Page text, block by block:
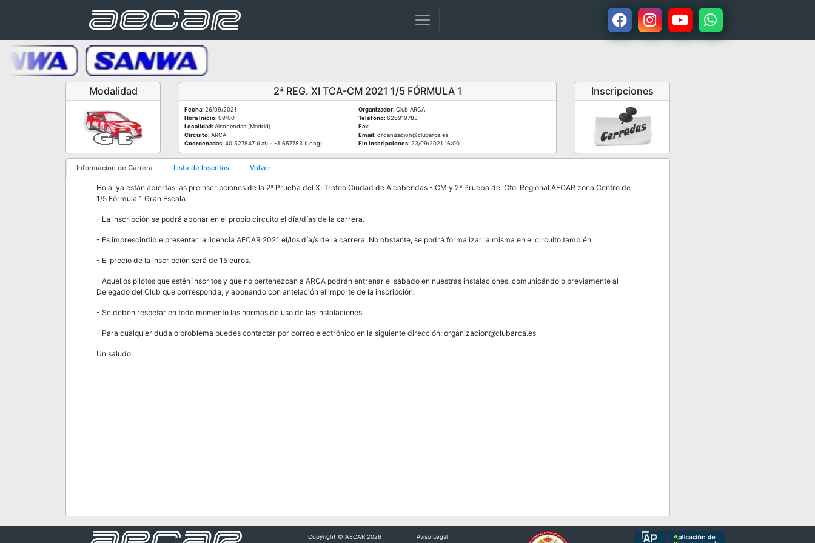
Modalidad 2ª REG. XI TCA-CM 2021 1/5 FÓRMULA 1
Fecha:26/09/2021 Organizador:Club ARCA
Hora Inicio:09:00 Teléfono:626919788
Localidad:Alcobendas (Madrid)
Fax:
Circuito:ARCA Email:organizacion@clubarca.es
Coordenadas:40.527847 (Lat) - -3.657783 (Long) Fin Inscripciones:23/09/2021 16:00
Inscripciones
Informacion de Carrera Lista de Inscritos Volver
Hola, ya están abiertas las preinscripciones de la 2ª Prueba del XI Trofeo Ciudad de Alcobendas - CM y 2ª Prueba del Cto. Regional AECAR zona Centro de
1/5 Fórmula 1 Gran Escala.
- La inscripción se podrá abonar en el propio circuito el día/días de la carrera.
- Es imprescindible presentar la licencia AECAR 2021 el/los día/s de la carrera. No obstante, se podrá formalizar la misma en el circuito también.
- El precio de la inscripción será de 15 euros.
- Aquellos pilotos que estén inscritos y que no pertenezcan a ARCA podrán entrenar el sábado en nuestras instalaciones, comunicándolo previamente al
Delegado del Club que corresponda, y abonando con antelación el importe de la inscripción.
- Se deben respetar en todo momento las normas de uso de las instalaciones.
- Para cualquier duda o problema puedes contactar por correo electrónico en la siguiente dirección: organizacion@clubarca.es
Un saludo.
Copyright © AECAR 2026 Aviso Legal